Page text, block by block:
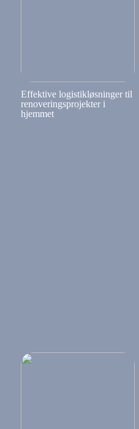
Effektive logistikløsninger til
renoveringsprojekter i
hjemmet